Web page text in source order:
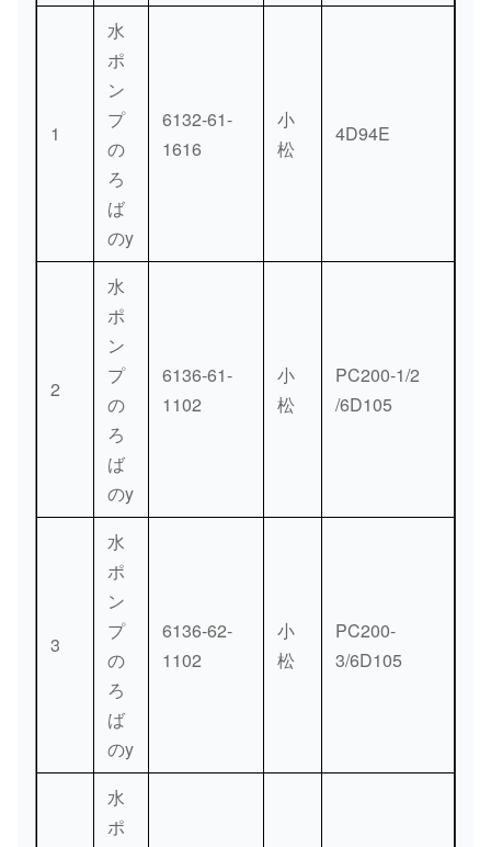
01010-
31080
39
01435-
00816
[2] ボルト
01010-
30816
01602-
00825
0.004
600-
421-
6310
[1]
kg。
6138-
11-
6511
6138-
11-
6510
6138-
11-
6810
01435-
20825
0.016
1
水
ポ
ン
プ
の
ろ
ば
のy
6132-61-
1616
小
松
4D94E
2
水
ポ
ン
プ
の
ろ
ば
のy
6136-61-
1102
小
松
PC200-1/2
/6D105
3
水
ポ
ン
プ
の
ろ
ば
のy
6136-62-
1102
小
松
PC200-
3/6D105
水
ポ